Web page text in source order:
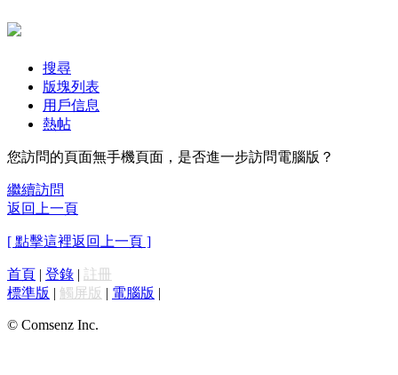
搜尋
版塊列表
用戶信息
熱帖
您訪問的頁面無手機頁面，是否進一步訪問電腦版？
繼續訪問
返回上一頁
[ 點擊這裡返回上一頁 ]
首頁 | 登錄 | 註冊
標準版 | 觸屏版 | 電腦版 |
© Comsenz Inc.